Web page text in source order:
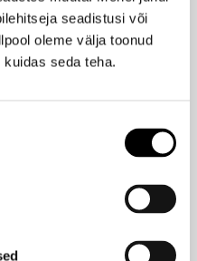
seadistusi või
oleme välja toonud
seda teha.
kulmupliiats
€
5g